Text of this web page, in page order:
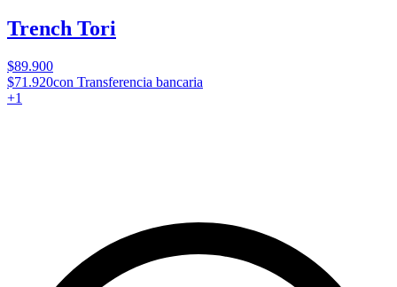
Trench Tori
$89.900
$71.920con Transferencia bancaria
+1